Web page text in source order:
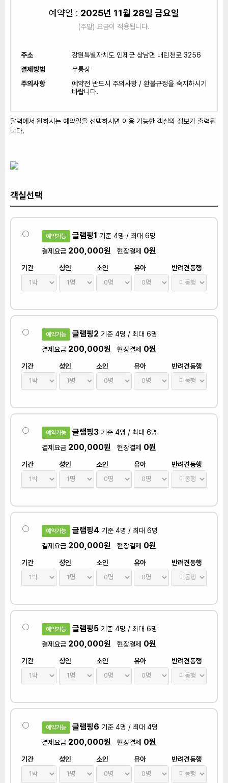
예약일 : 2025년 11월 28일 금요일
(주말) 요금이 적용됩니다.
주소
강원특별자치도 인제군 상남면 내린천로 3256
결제방법
무통장
주의사항
예약전 반드시 주의사항 / 환불규정을 숙지하시기
바랍니다.
달력에서 원하시는 예약일을 선택하시면 이용 가능한 객실의 정보가 출력됩
니다.
객실선택
예약가능 글램핑1 기준 4명 / 최대 6명
결제요금 200,000원 현장결제 0원
기간 성인 소인 유아 반려견동행
예약가능 글램핑2 기준 4명 / 최대 6명
결제요금 200,000원 현장결제 0원
기간 성인 소인 유아 반려견동행
예약가능 글램핑3 기준 4명 / 최대 6명
결제요금 200,000원 현장결제 0원
기간 성인 소인 유아 반려견동행
예약가능 글램핑4 기준 4명 / 최대 6명
결제요금 200,000원 현장결제 0원
기간 성인 소인 유아 반려견동행
예약가능 글램핑5 기준 4명 / 최대 6명
결제요금 200,000원 현장결제 0원
기간 성인 소인 유아 반려견동행
예약가능 글램핑6 기준 4명 / 최대 4명
결제요금 200,000원 현장결제 0원
기간 성인 소인 유아 반려견동행